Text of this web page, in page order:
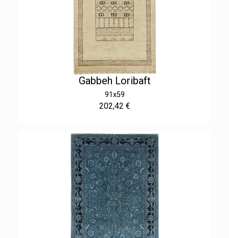
Gabbeh Loribaft
91x59
202,42 €